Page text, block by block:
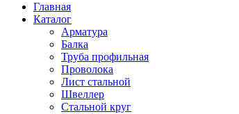
Главная
Каталог
Арматура
Балка
Труба профильная
Проволока
Лист стальной
Швеллер
Стальной круг